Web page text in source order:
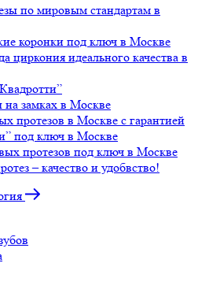
по мировым стандартам в
коронки под ключ в Москве
циркония идеального качества в
замках в Москве
протезов в Москве с гарантией
под ключ в Москве
протезов под ключ в Москве
– качество и удобвство!